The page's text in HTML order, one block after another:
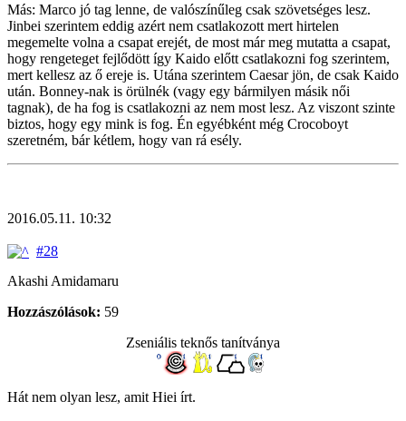
Más: Marco jó tag lenne, de valószínűleg csak szövetséges lesz.
Jinbei szerintem eddig azért nem csatlakozott mert hirtelen
megemelte volna a csapat erejét, de most már meg mutatta a csapat,
hogy rengeteget fejlődött így Kaido előtt csatlakozni fog szerintem,
mert kellesz az ő ereje is. Utána szerintem Caesar jön, de csak Kaido
után. Bonney-nak is örülnék (vagy egy bármilyen másik női
tagnak), de ha fog is csatlakozni az nem most lesz. Az viszont szinte
biztos, hogy egy mink is fog. Én egyébként még Crocoboyt
szeretném, bár kétlem, hogy van rá esély.
2016.05.11. 10:32
#28
Akashi Amidamaru
Hozzászólások: 59
Zseniális teknős tanítványa
Hát nem olyan lesz, amit Hiei írt.